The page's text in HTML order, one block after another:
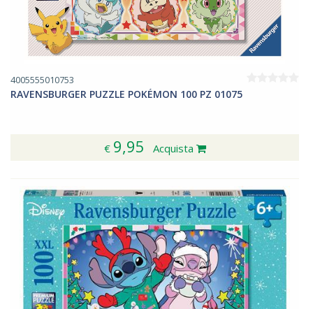
4005555010753
RAVENSBURGER PUZZLE POKÉMON 100 PZ 01075
€ 9,95 Acquista